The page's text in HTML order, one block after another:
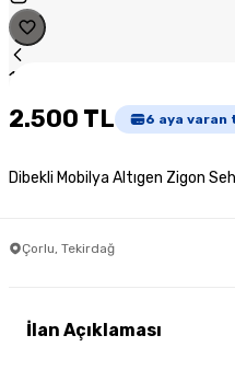
1
2.500 TL 6 aya varan
Dibekli Mobilya Altıgen Zigon
Çorlu, Tekirdağ
İlan Açıklaması